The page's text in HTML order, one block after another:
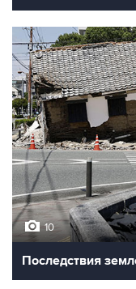
10
Последствия